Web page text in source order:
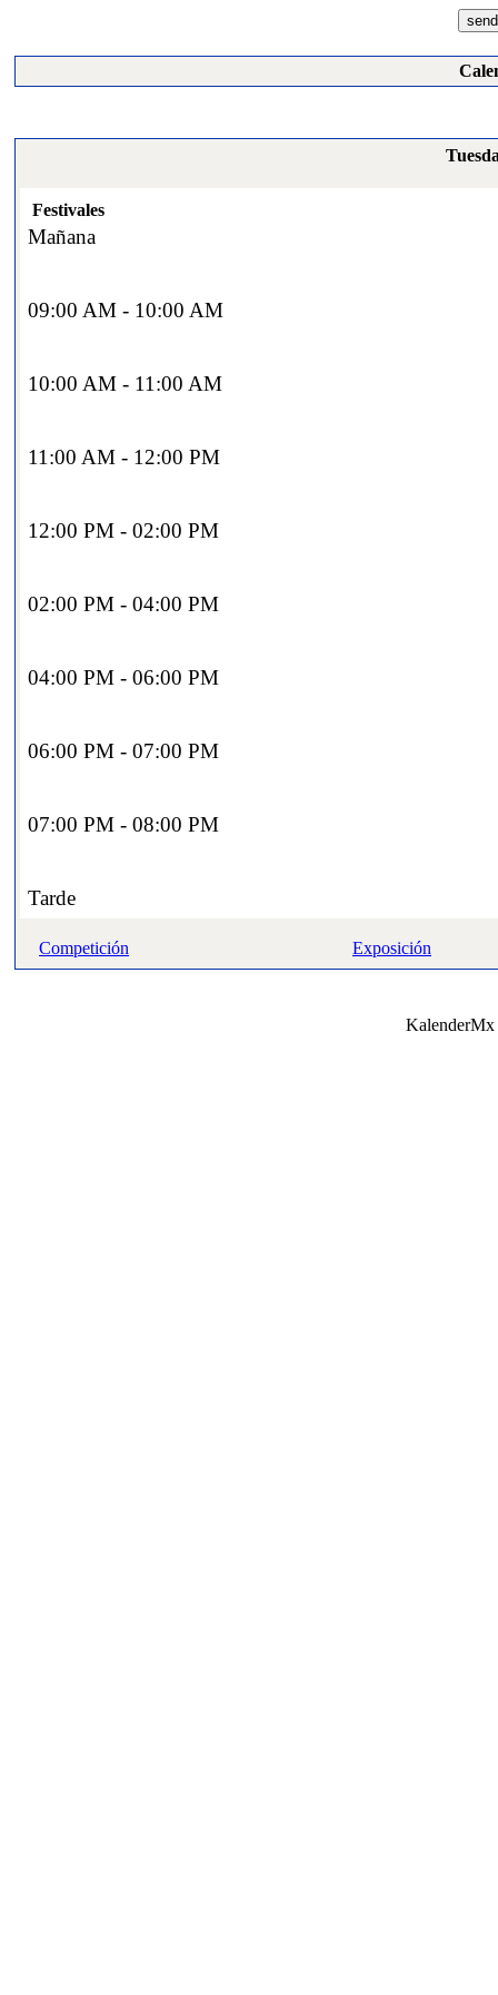
Festivales
Mañana
09:00 AM - 10:00 AM
10:00 AM - 11:00 AM
11:00 AM - 12:00 PM
12:00 PM - 02:00 PM
02:00 PM - 04:00 PM
04:00 PM - 06:00 PM
06:00 PM - 07:00 PM
07:00 PM - 08:00 PM
Tarde
Competición Exposición
KalenderMx